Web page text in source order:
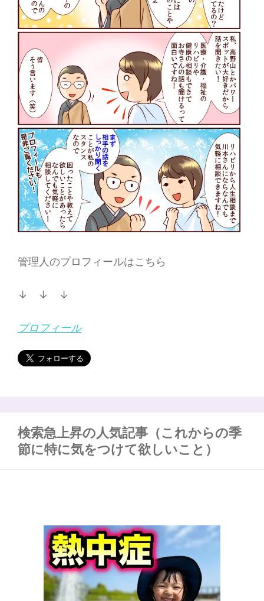
管理人のプロフィールはこちら
↓ ↓ ↓
プロフィール
検索急上昇の人気記事（これからの季
節に特に気をつけて欲しいこと）